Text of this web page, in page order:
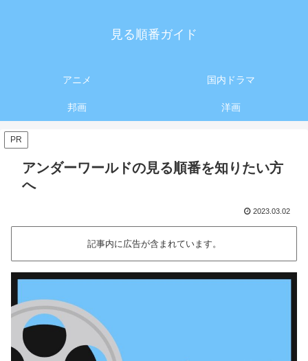
見る順番ガイド
アニメ 国内ドラマ
邦画 洋画
PR
アンダーワールドの見る順番を知りたい方
へ
2023.03.02
記事内に広告が含まれています。